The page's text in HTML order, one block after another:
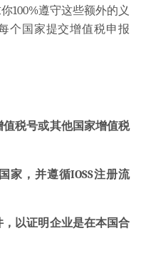
100%遵守这些额外的义
个国家提交增值税申报
税号或其他国家增值税
家，并遵循IOSS注册流
以证明企业是在本国合